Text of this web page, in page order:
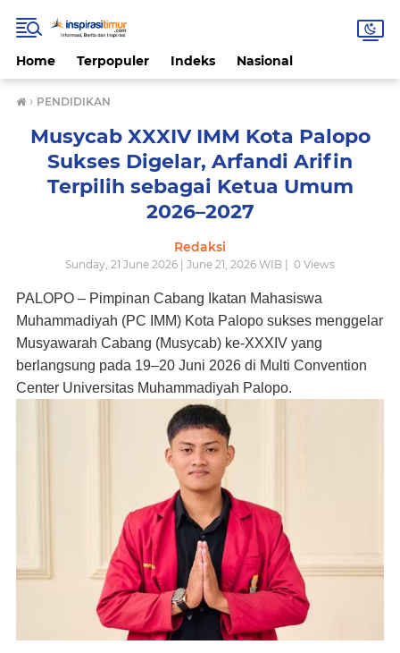
Home Terpopuler Indeks Nasional
› PENDIDIKAN
Musycab XXXIV IMM Kota Palopo
Sukses Digelar, Arfandi Arifin
Terpilih sebagai Ketua Umum
2026–2027
Redaksi
Sunday, 21 June 2026 | June 21, 2026 WIB | 0 Views
PALOPO – Pimpinan Cabang Ikatan Mahasiswa
Muhammadiyah (PC IMM) Kota Palopo sukses menggelar
Musyawarah Cabang (Musycab) ke-XXXIV yang
berlangsung pada 19–20 Juni 2026 di Multi Convention
Center Universitas Muhammadiyah Palopo.